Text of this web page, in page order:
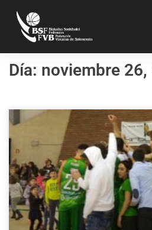
Día: noviembre 26,